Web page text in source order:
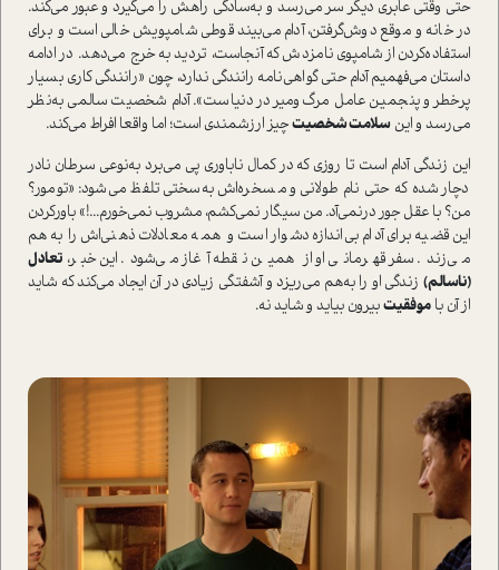
حتی وقتی عابری دیگر سر می‌رسد و به‌سادگی راهش را می‌گیرد و عبور می‌کند.
در خانه و موقع دوش‌گرفتن، آدام می‌بیند قوطی شامپویش خالی ا‌ست و برای
ا‌ستفاده‌کردن از شامپوی نامزدش که آنجا‌ست، تردید به خرج می‌دهد. در ادامه
دا‌ستان می‌فهمیم آدام حتی گواهی‌نامه رانندگی ندارد، چون «رانندگی کاری بسیار
پرخطر و پنجمین عامل مرگ‌ومیر در دنیا‌ست». آدام شخصیت سالمی به‌نظر
می‌رسد و این سلامت شخصیتچیز ارزشمندی ا‌ست؛ اما واقعا افراط می‌کند.
این زندگی آدام ا‌ست تا روزی که در کمال ناباوری پی می‌برد به‌نوعی سرطان نادر
دچار شده که حتی نام طولانی و مسخره‌اش به‌سختی تلفظ می‌شود: «تومور؟
من؟ با عقل جور درنمی‌آد. من سیگار نمی‌کشم، مشروب نمی‌خورم...!» باور‌کردن
این قضیه برای آدام بی‌اندازه دشوار ا‌ست و همه معادلات ذهنی‌اش را به‌هم
می‌زند. سفر قهرمانی او از همین نقطه آغاز می‌شود. این خبر، تعادل
(ناسالم) زندگی او را به‌هم می‌ریزد و آشفتگی زیادی در آن ایجاد می‌کند که شاید
از آن باموفقیتبیرون بیاید و شاید نه.